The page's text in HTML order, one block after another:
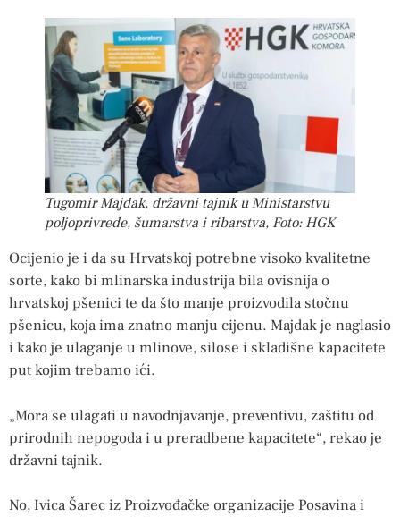
Tugomir Majdak, državni tajnik u Ministarstvu
poljoprivrede, šumarstva i ribarstva, Foto: HGK
Ocijenio je i da su Hrvatskoj potrebne visoko kvalitetne
sorte, kako bi mlinarska industrija bila ovisnija o
hrvatskoj pšenici te da što manje proizvodila stočnu
pšenicu, koja ima znatno manju cijenu. Majdak je naglasio
i kako je ulaganje u mlinove, silose i skladišne kapacitete
put kojim trebamo ići.
„Mora se ulagati u navodnjavanje, preventivu, zaštitu od
prirodnih nepogoda i u preradbene kapacitete“, rekao je
državni tajnik.
No, Ivica Šarec iz Proizvođačke organizacije Posavina i